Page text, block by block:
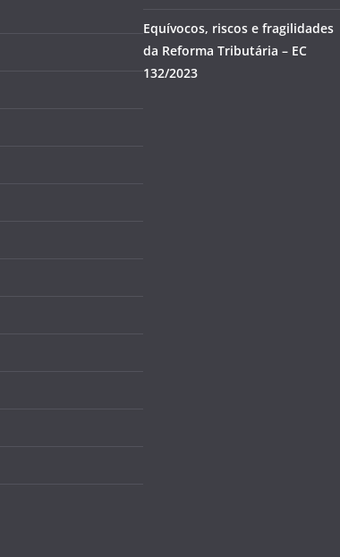
Equívocos, riscos e fragilidades
da Reforma Tributária – EC
132/2023